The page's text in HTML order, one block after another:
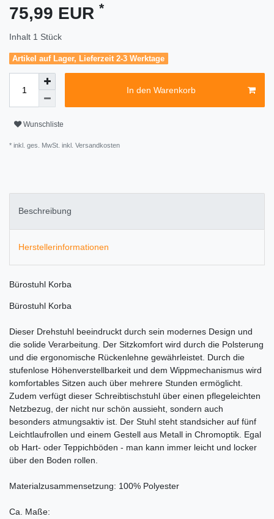
75,99 EUR *
Inhalt 1 Stück
Artikel auf Lager, Lieferzeit 2-3 Werktage
In den Warenkorb
Wunschliste
* inkl. ges. MwSt. inkl. Versandkosten
Beschreibung
Herstellerinformationen
Bürostuhl Korba
Bürostuhl Korba
Dieser Drehstuhl beeindruckt durch sein modernes Design und
die solide Verarbeitung. Der Sitzkomfort wird durch die Polsterung
und die ergonomische Rückenlehne gewährleistet. Durch die
stufenlose Höhenverstellbarkeit und dem Wippmechanismus wird
komfortables Sitzen auch über mehrere Stunden ermöglicht.
Zudem verfügt dieser Schreibtischstuhl über einen pflegeleichten
Netzbezug, der nicht nur schön aussieht, sondern auch
besonders atmungsaktiv ist. Der Stuhl steht standsicher auf fünf
Leichtlaufrollen und einem Gestell aus Metall in Chromoptik. Egal
ob Hart- oder Teppichböden - man kann immer leicht und locker
über den Boden rollen.
Materialzusammensetzung: 100% Polyester
Ca. Maße: